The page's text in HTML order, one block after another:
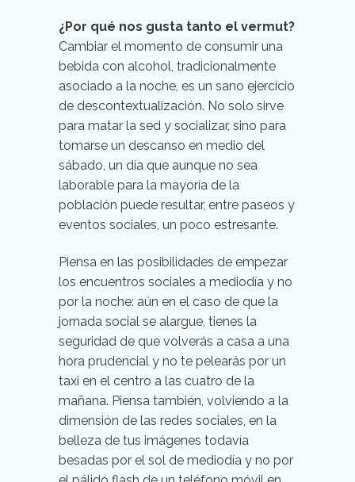
¿Por qué nos gusta tanto el vermut?
Cambiar el momento de consumir una
bebida con alcohol, tradicionalmente
asociado a la noche, es un sano ejercicio
de descontextualización. No solo sirve
para matar la sed y socializar, sino para
tomarse un descanso en medio del
sábado, un día que aunque no sea
laborable para la mayoría de la
población puede resultar, entre paseos y
eventos sociales, un poco estresante.
Piensa en las posibilidades de empezar
los encuentros sociales a mediodía y no
por la noche: aún en el caso de que la
jornada social se alargue, tienes la
seguridad de que volverás a casa a una
hora prudencial y no te pelearás por un
taxi en el centro a las cuatro de la
mañana. Piensa también, volviendo a la
dimensión de las redes sociales, en la
belleza de tus imágenes todavía
besadas por el sol de mediodía y no por